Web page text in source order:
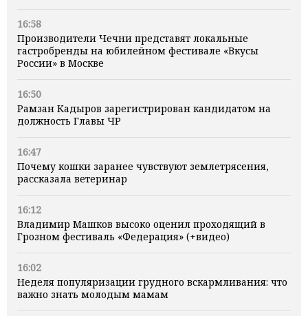
16:58
Производители Чечни представят локальные
гастробренды на юбилейном фестивале «Вкусы
России» в Москве
16:50
Рамзан Кадыров зарегистрирован кандидатом на
должность Главы ЧР
16:47
Почему кошки заранее чувствуют землетрясения,
рассказала ветеринар
16:12
Владимир Машков высоко оценил проходящий в
Грозном фестиваль «Федерация» (+видео)
16:02
Неделя популяризации грудного вскармливания: что
важно знать молодым мамам